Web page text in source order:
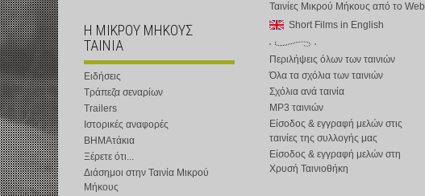
Η ΜΙΚΡΟΥ ΜΗΚΟΥΣ
ΤΑΙΝΙΑ
Ειδήσεις
Τράπεζα σεναρίων
Trailers
Ιστορικές αναφορές
ΒΗΜΑτάκια
Ξέρετε ότι...
Διάσημοι στην Ταινία Μικρού
Μήκους
Ταινίες Μικρού Μήκους από το Web
Short Films in English
Περιλήψεις όλων των ταινιών
Όλα τα σχόλια των ταινιών
Σχόλια ανά ταινία
MP3 ταινιών
Είσοδος & εγγραφή μελών στις
ταινίες της συλλογής μας
Είσοδος & εγγραφή μελών στη
Χρυσή Ταινιοθήκη